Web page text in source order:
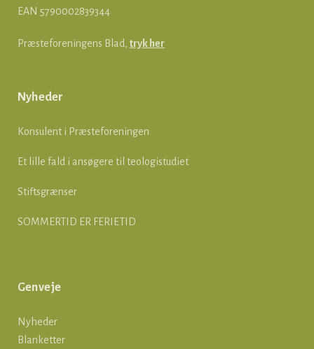
EAN 5790002839344
Præsteforeningens Blad, tryk her
Nyheder
Konsulent i Præsteforeningen
Et lille fald i ansøgere til teologistudiet
Stiftsgrænser
SOMMERTID ER FERIETID
Genveje
Nyheder
Blanketter